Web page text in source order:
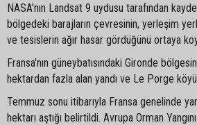
NASA'nın Landsat 9 uydusu tarafından
bölgedeki barajların çevresinin, yerleşim
ve tesislerin ağır hasar gördüğünü ortaya
Fransa'nın güneybatısındaki Gironde
hektardan fazla alan yandı ve Le Porge
Temmuz sonu itibarıyla Fransa genelinde
hektarı aştığı belirtildi. Avrupa Orman